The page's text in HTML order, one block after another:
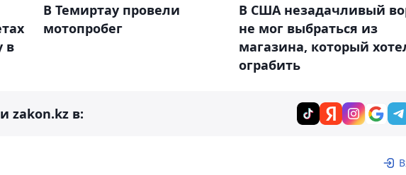
в
В Темиртау провели
мотопробег
В США незадачливый
не мог выбраться из
магазина, который
ограбить
zakon.kz в: